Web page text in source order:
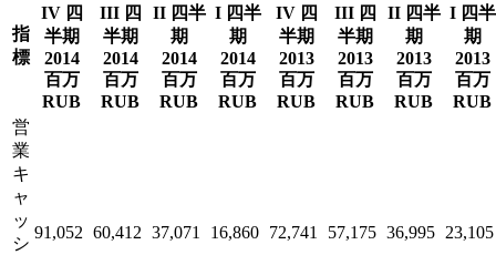
指
標
IV 四
半期
2014
百万
RUB
III 四
半期
2014
百万
RUB
II 四半
期
2014
百万
RUB
I 四半
期
2014
百万
RUB
IV 四
半期
2013
百万
RUB
III 四
半期
2013
百万
RUB
II 四半
期
2013
百万
RUB
I 四半
期
2013
百万
RUB
営
業
キ
ャ
ッ
シ
91,052 60,412 37,071 16,860 72,741 57,175 36,995 23,105